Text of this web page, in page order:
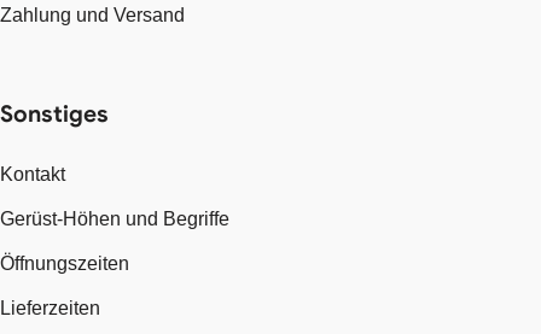
Zahlung und Versand
Sonstiges
Kontakt
Gerüst-Höhen und Begriffe
Öffnungszeiten
Lieferzeiten